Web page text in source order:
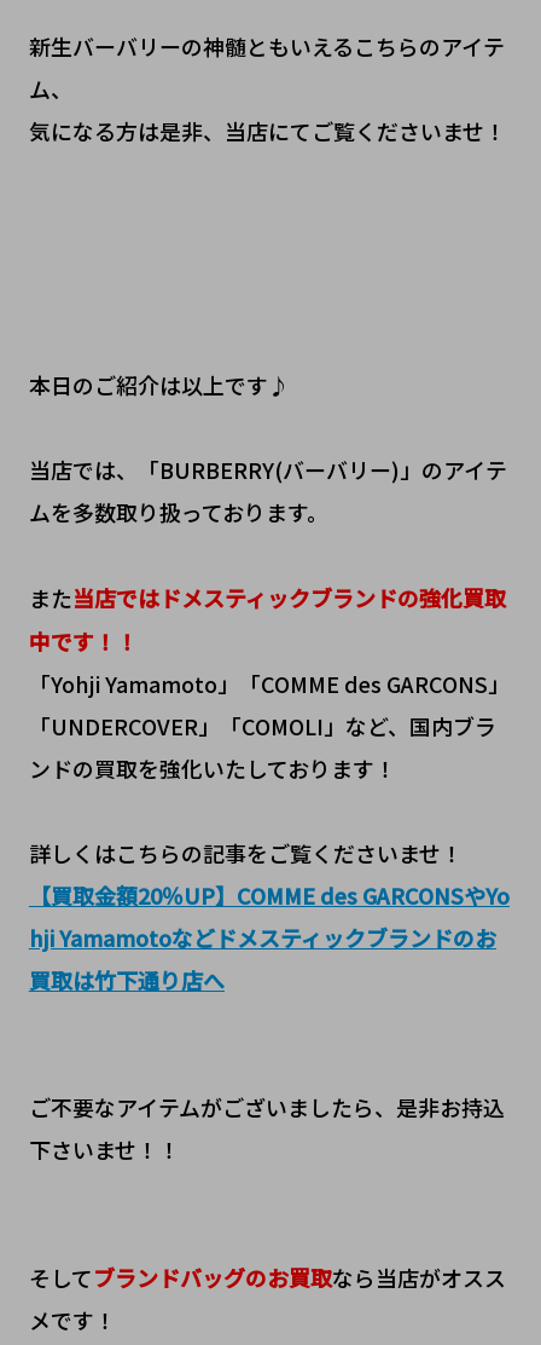
新生バーバリーの神髄ともいえるこちらのアイテ
ム、
気になる方は是非、当店にてご覧くださいませ！
本日のご紹介は以上です♪
当店では、「BURBERRY(バーバリー)」のアイテ
ムを多数取り扱っております。
また当店ではドメスティックブランドの強化買取
中です！！
「Yohji Yamamoto」「COMME des GARCONS」
「UNDERCOVER」「COMOLI」など、国内ブラ
ンドの買取を強化いたしております！
詳しくはこちらの記事をご覧くださいませ！
【買取金額20％UP】COMME des GARCONSやYo
hji Yamamotoなどドメスティックブランドのお
買取は竹下通り店へ
ご不要なアイテムがございましたら、是非お持込
下さいませ！！
そしてブランドバッグのお買取なら当店がオスス
メです！